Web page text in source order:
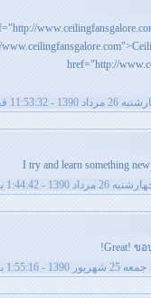
href="http://
1390 - 11:53:32 قبل از ظهر
I try and learn something
26 مرداد 1390 - 1:44:42 بعد از ظهر
Great! ข
جمعه 25 شهریور 1390 - 1:55:16 بعد از ظهر